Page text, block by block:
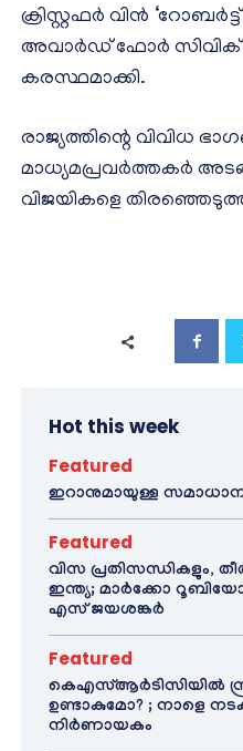
ക്രിസ്റ്റഫർ വിൻ
അവാർഡ് ഫോർ സിവിക്
കരസ്ഥമാക്കി.
രാജ്യത്തിന്റെ വിവിധ
മാധ്യമപ്രവർത്തകർ
വിജയികളെ
Hot this week
Featured
ഇറാനുമായുള്ള
Featured
വിസ പ്രതിസന്ധികളും,
ഇന്ത്യ; മാർക്കോ
എസ് ജയശങ്കർ
Featured
കെഎസ്ആർടിസിയിൽ
ഉണ്ടാകുമോ? ; നാളെ
നിർണായകം